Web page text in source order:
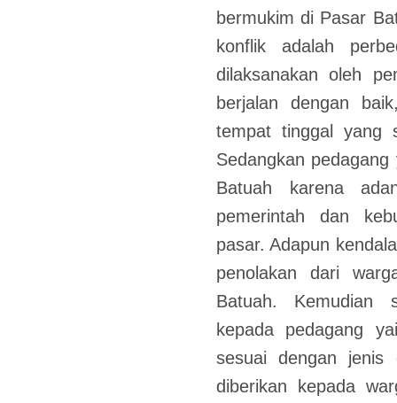
bermukim di Pasar
konflik adalah
dilaksanakan oleh
berjalan dengan
tempat tinggal yang
Sedangkan
Batuah karena
pemerintah dan
pasar. Adapun
penolakan dari
Batuah. Kemudian
kepada pedagang
sesuai dengan jenis
diberikan kepada